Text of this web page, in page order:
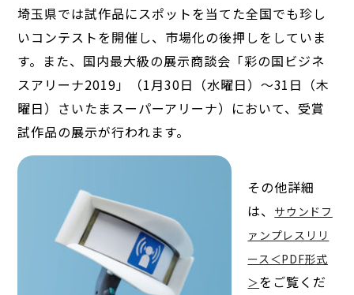
埼玉県では試作品にスポットを当てた全国でも珍し
いコンテストを開催し、市場化の後押しをしていま
す。また、国内最大級の展示商談会「彩の国ビジネ
スアリーナ2019」（1月30日（水曜日）～31日（木
曜日）さいたまスーパーアリーナ）において、受賞
試作品の展示が行われます。
その他詳細
は、 サウンドフ
ァンプレスリリ
ース＜PDF形式
＞をご覧くだ